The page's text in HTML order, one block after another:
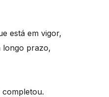
está em vigor,
longo prazo,
completou.